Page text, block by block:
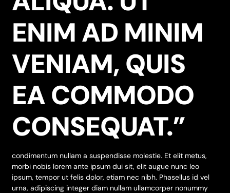
ENIM AD MINIM
VENIAM, QUIS
EA COMMODO
CONSEQUAT.”
condimentum nullam a suspendisse molestie. Et elit metus,
morbi nobis lorem ante ipsum dui sit, elit augue nunc leo
ipsum, tempor ut felis dolor, etiam nec nibh. Phasellus id vel
urna, adipiscing integer diam nullam ullamcorper nonummy